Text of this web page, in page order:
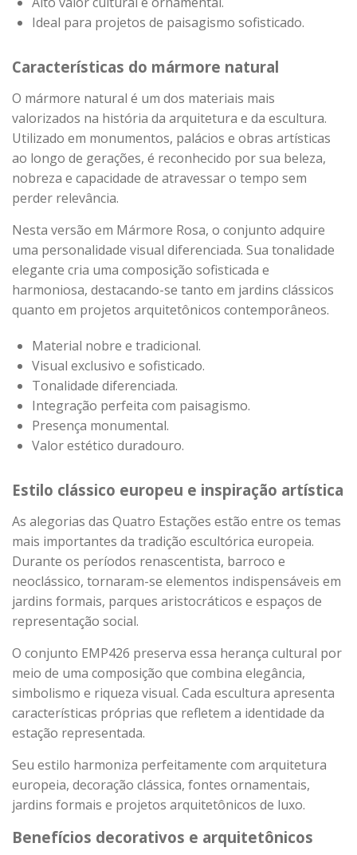
Ideal para projetos de paisagismo sofisticado.
Características do mármore natural
O mármore natural é um dos materiais mais
valorizados na história da arquitetura e da escultura.
Utilizado em monumentos, palácios e obras artísticas
ao longo de gerações, é reconhecido por sua beleza,
nobreza e capacidade de atravessar o tempo sem
perder relevância.
Nesta versão em Mármore Rosa, o conjunto adquire
uma personalidade visual diferenciada. Sua tonalidade
elegante cria uma composição sofisticada e
harmoniosa, destacando-se tanto em jardins clássicos
quanto em projetos arquitetônicos contemporâneos.
Material nobre e tradicional.
Visual exclusivo e sofisticado.
Tonalidade diferenciada.
Integração perfeita com paisagismo.
Presença monumental.
Valor estético duradouro.
Estilo clássico europeu e inspiração artística
As alegorias das Quatro Estações estão entre os temas
mais importantes da tradição escultórica europeia.
Durante os períodos renascentista, barroco e
neoclássico, tornaram-se elementos indispensáveis em
jardins formais, parques aristocráticos e espaços de
representação social.
O conjunto EMP426 preserva essa herança cultural por
meio de uma composição que combina elegância,
simbolismo e riqueza visual. Cada escultura apresenta
características próprias que refletem a identidade da
estação representada.
Seu estilo harmoniza perfeitamente com arquitetura
europeia, decoração clássica, fontes ornamentais,
jardins formais e projetos arquitetônicos de luxo.
Benefícios decorativos e arquitetônicos